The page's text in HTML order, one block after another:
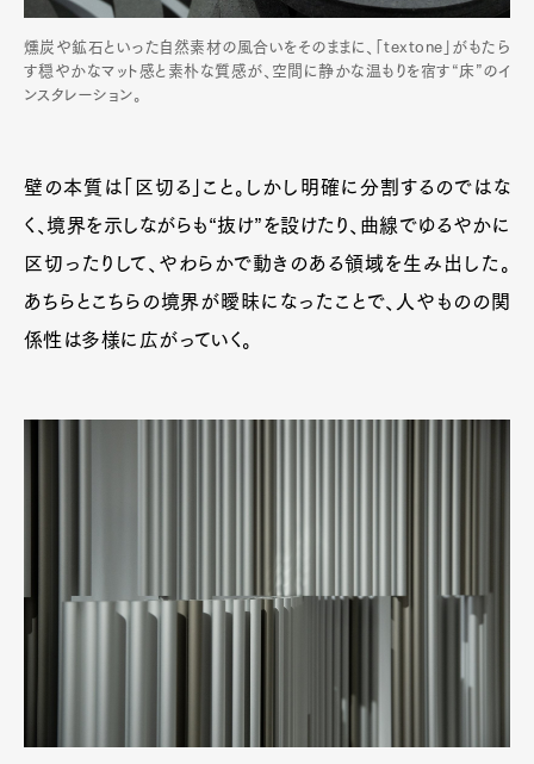
燻炭や鉱石といった自然素材の風合いをそのままに、「textone」がもたら
す穏やかなマット感と素朴な質感が、空間に静かな温もりを宿す“床”のイ
ンスタレーション。
壁の本質は「区切る」こと。しかし明確に分割するのではな
く、境界を示しながらも“抜け”を設けたり、曲線でゆるやかに
区切ったりして、やわらかで動きのある領域を生み出した。
あちらとこちらの境界が曖昧になったことで、人やものの関
係性は多様に広がっていく。